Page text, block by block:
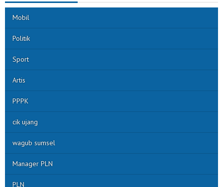
Mobil
Politik
Sport
Artis
PPPK
cik ujang
wagub sumsel
Manager PLN
PLN